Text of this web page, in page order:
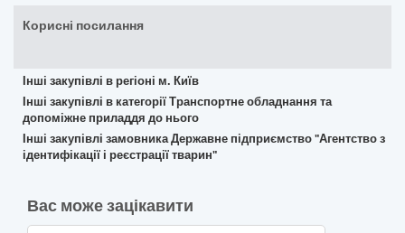
Корисні посилання
Інші закупівлі в регіоні м. Київ
Інші закупівлі в категорії Транспортне обладнання та
допоміжне приладдя до нього
Інші закупівлі замовника Державне підприємство "Агентство з
ідентифікації і реєстрації тварин"
Вас може зацікавити